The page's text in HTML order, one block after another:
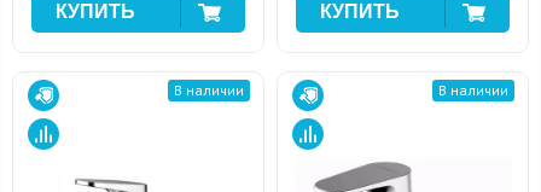
В наличии В наличии